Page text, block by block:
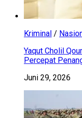
Kriminal /
Yaqut Cholil
Percepat
Juni 29, 2026